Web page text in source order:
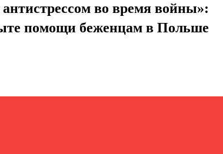
антистрессом во время войны»:
помощи беженцам в Польше